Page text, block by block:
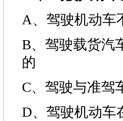
A、驾驶机动车
B、驾驶载货汽
的
C、驾驶与准驾
D、驾驶机动车